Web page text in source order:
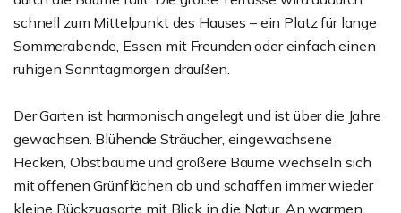
schnell zum Mittelpunkt des Hauses – ein Platz für lange
Sommerabende, Essen mit Freunden oder einfach einen
ruhigen Sonntagmorgen draußen.
Der Garten ist harmonisch angelegt und ist über die Jahre
gewachsen. Blühende Sträucher, eingewachsene
Hecken, Obstbäume und größere Bäume wechseln sich
mit offenen Grünflächen ab und schaffen immer wieder
kleine Rückzugsorte mit Blick in die Natur. An warmen